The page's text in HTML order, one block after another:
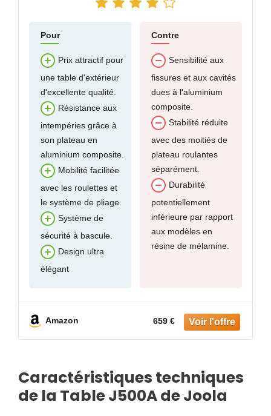
Pour
Prix attractif pour
une table d'extérieur
d'excellente qualité.
Résistance aux
intempéries grâce à
son plateau en
aluminium composite.
Mobilité facilitée
avec les roulettes et
le système de pliage.
Système de
sécurité à bascule.
Design ultra
élégant
Contre
Sensibilité aux
fissures et aux cavités
dues à l'aluminium
composite.
Stabilité réduite
avec des moitiés de
plateau roulantes
séparément.
Durabilité
potentiellement
inférieure par rapport
aux modèles en
résine de mélamine.
Amazon 659 €
Caractéristiques techniques
de la Table J500A de Joola